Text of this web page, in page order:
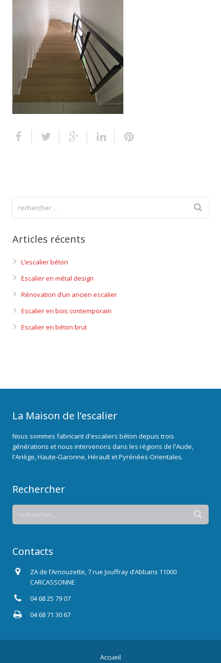
Escalier extérieur
Finitions pour escalier
Articles récents
L’escalier béton
Escalier en métal design
Rénovation d’un ancien escalier
Escalier en bois contemporain
Escalier en béton brut
La Maison de l’escalier
Nous sommes fabricant d'escaliers béton depuis trois
générations et nous intervenons dans les régions de l'Aude,
l'Ariège, Haute-Garonne, Hérault et Pyrénées-Orientales.
Rechercher
Contacts
ZA de l’Arnouzette, 7 rue Jouffray d’Abbans 11000
CARCASSONNE
04 68 25 79 07
04 68 71 30 67
Accueil